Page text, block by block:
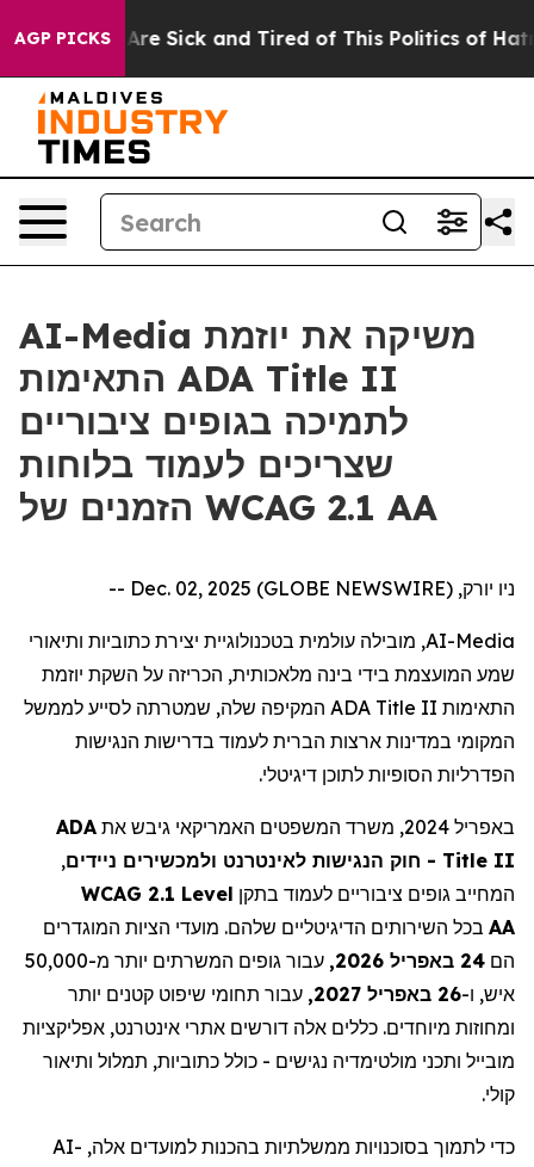
AGP PICKSAre Sick and Tired of This Politics of Hatred”
AI-Media משיקה את יוזמת
התאימות ADA Title II
לתמיכה בגופים ציבוריים
שצריכים לעמוד בלוחות
הזמנים של WCAG 2.1 AA
ניו יורק, Dec. 02, 2025 (GLOBE NEWSWIRE) --
AI-Media, מובילה עולמית בטכנולוגיית יצירת כתוביות ותיאורי
שמע המועצמת בידי בינה מלאכותית, הכריזה על השקת יוזמת
התאימות ADA Title II המקיפה שלה, שמטרתה לסייע לממשל
המקומי במדינות ארצות הברית לעמוד בדרישות הנגישות
הפדרליות הסופיות לתוכן דיגיטלי.
באפריל 2024, משרד המשפטים האמריקאי גיבש את
ADA
Title II - חוק הנגישות לאינטרנט ולמכשירים ניידים,
המחייב גופים ציבוריים לעמוד בתקן WCAG 2.1 Level
AA בכל השירותים הדיגיטליים שלהם. מועדי הציות המוגדרים
הם 24 באפריל 2026,
עבור גופים המשרתים יותר מ-50,000
איש, ו-26 באפריל 2027,
עבור תחומי שיפוט קטנים יותר
ומחוזות מיוחדים. כללים אלה דורשים אתרי אינטרנט, אפליקציות
מובייל ותכני מולטימדיה נגישים - כולל כתוביות, תמלול ותיאור
קולי.
כדי לתמוך בסוכנויות ממשלתיות בהכנות למועדים אלה, AI-